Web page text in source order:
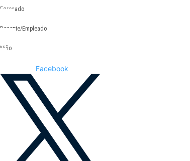
Egresado
Docente/Empleado
Niño
Facebook